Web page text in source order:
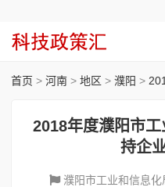
首页 > 河南 > 地区 > 濮阳 >
2018年度濮阳市
持企
濮阳市工业和信息化